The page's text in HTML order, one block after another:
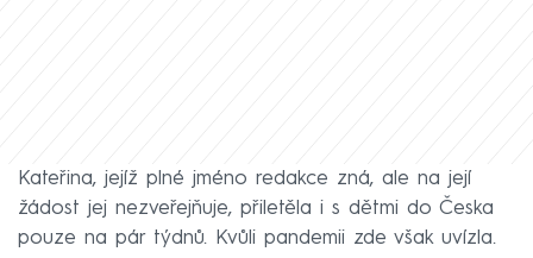
Kateřina, jejíž plné jméno redakce zná, ale na její
žádost jej nezveřejňuje, přiletěla i s dětmi do Česka
pouze na pár týdnů. Kvůli pandemii zde však uvízla.